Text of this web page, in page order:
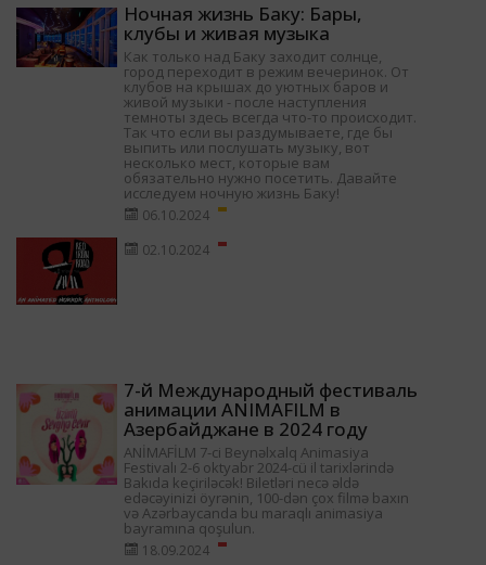
Ночная жизнь Баку: Бары,
клубы и живая музыка
Как только над Баку заходит солнце,
город переходит в режим вечеринок. От
клубов на крышах до уютных баров и
живой музыки - после наступления
темноты здесь всегда что-то происходит.
Так что если вы раздумываете, где бы
выпить или послушать музыку, вот
несколько мест, которые вам
обязательно нужно посетить. Давайте
исследуем ночную жизнь Баку!
06.10.2024
02.10.2024
7-й Международный фестиваль
анимации ANIMAFILM в
Азербайджане в 2024 году
ANİMAFİLM 7-ci Beynəlxalq Animasiya
Festivalı 2-6 oktyabr 2024-cü il tarixlərində
Bakıda keçiriləcək! Biletləri necə əldə
edəcəyinizi öyrənin, 100-dən çox filmə baxın
və Azərbaycanda bu maraqlı animasiya
bayramına qoşulun.
18.09.2024